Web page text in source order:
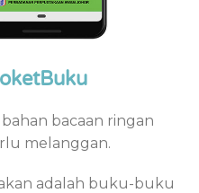
bacaan ringan
melanggan.
adalah buku-buku